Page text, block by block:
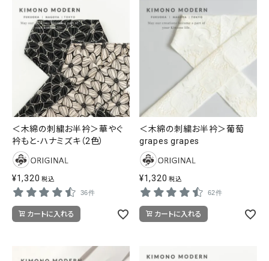
＜木綿の刺繍お半衿＞華やぐ
衿もと-ハナミズキ（2色）
¥1,320 税込
36件
カートに入れる
＜木綿の刺繍お半衿＞葡萄
grapes grapes
¥1,320 税込
62件
カートに入れる